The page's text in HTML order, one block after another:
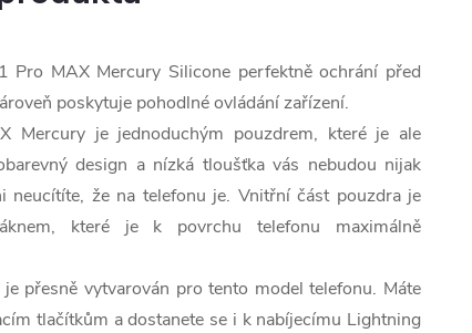
Pro MAX Mercury Silicone perfektně ochrání před
poskytuje pohodlné ovládání zařízení.
Mercury je jednoduchým pouzdrem, které je ale
design a nízká tloušťka vás nebudou nijak
neucítíte, že na telefonu je. Vnitřní část pouzdra je
které je k povrchu telefonu maximálně
přesně vytvarován pro tento model telefonu. Máte
tlačítkům a dostanete se i k nabíjecímu Lightning